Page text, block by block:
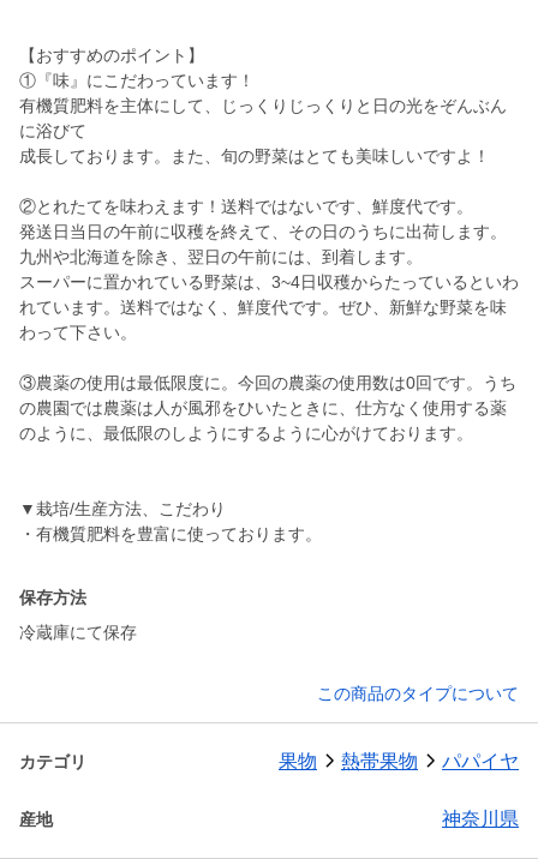
【おすすめのポイント】
①『味』にこだわっています！
有機質肥料を主体にして、じっくりじっくりと日の光をぞんぶん
に浴びて
成長しております。また、旬の野菜はとても美味しいですよ！
②とれたてを味わえます！送料ではないです、鮮度代です。
発送日当日の午前に収穫を終えて、その日のうちに出荷します。
九州や北海道を除き、翌日の午前には、到着します。
スーパーに置かれている野菜は、3~4日収穫からたっているといわ
れています。送料ではなく、鮮度代です。ぜひ、新鮮な野菜を味
わって下さい。
③農薬の使用は最低限度に。今回の農薬の使用数は0回です。うち
の農園では農薬は人が風邪をひいたときに、仕方なく使用する薬
のように、最低限のしようにするように心がけております。
▼栽培/生産方法、こだわり
保存方法
冷蔵庫にて保存
この商品のタイプについて
カテゴリ 果物 熱帯果物 パパイヤ
産地 神奈川県